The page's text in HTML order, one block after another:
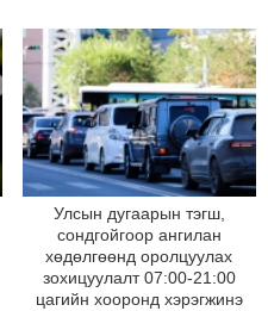
Улсын дугаарын тэгш,
сондгойгоор ангилан
хөдөлгөөнд оролцуулах
зохицуулалт 07:00-21:00
цагийн хооронд хэрэгжинэ